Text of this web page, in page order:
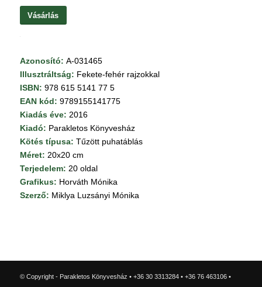
Vásárlás
Azonosító: A-031465
Illusztráltság: Fekete-fehér rajzokkal
ISBN: 978 615 5141 77 5
EAN kód: 9789155141775
Kiadás éve: 2016
Kiadó: Parakletos Könyvesház
Kötés típusa: Tűzött puhatáblás
Méret: 20x20 cm
Terjedelem: 20 oldal
Grafikus: Horváth Mónika
Szerző: Miklya Luzsányi Mónika
© Copyright - Parakletos Könyvesház • +36 30 3313284 • +36 76 463106 •